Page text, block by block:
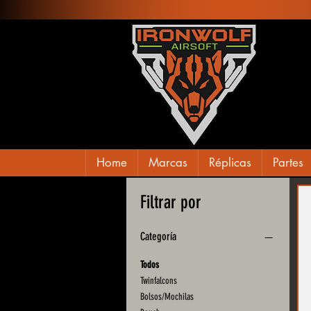
Home Marcas Réplicas Partes
Filtrar por
Categoría
Todos
Twinfalcons
Bolsos/Mochilas